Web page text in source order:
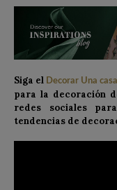
Siga el Decorar Una casa
para la decoración
redes sociales
tendencias de